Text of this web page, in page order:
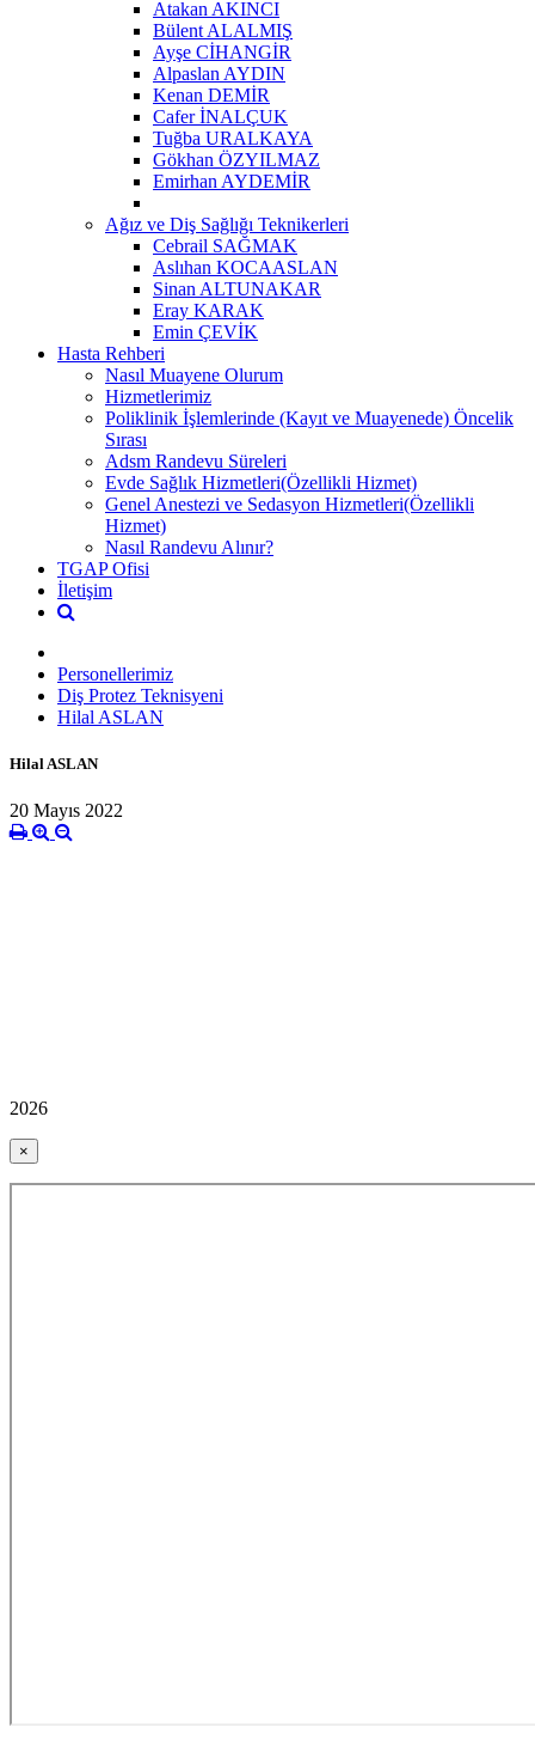
Atakan AKINCI
Bülent ALALMIŞ
Ayşe CİHANGİR
Alpaslan AYDIN
Kenan DEMİR
Cafer İNALÇUK
Tuğba URALKAYA
Gökhan ÖZYILMAZ
Emirhan AYDEMİR
Ağız ve Diş Sağlığı Teknikerleri
Cebrail SAĞMAK
Aslıhan KOCAASLAN
Sinan ALTUNAKAR
Eray KARAK
Emin ÇEVİK
Hasta Rehberi
Nasıl Muayene Olurum
Hizmetlerimiz
Poliklinik İşlemlerinde (Kayıt ve Muayenede) Öncelik
Sırası
Adsm Randevu Süreleri
Evde Sağlık Hizmetleri(Özellikli Hizmet)
Genel Anestezi ve Sedasyon Hizmetleri(Özellikli
Hizmet)
Nasıl Randevu Alınır?
TGAP Ofisi
İletişim
Personellerimiz
Diş Protez Teknisyeni
Hilal ASLAN
Hilal ASLAN
20 Mayıs 2022
2026
×